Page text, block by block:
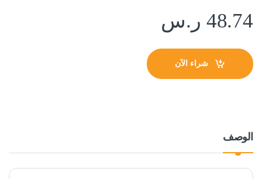
48.74 ر.س
شراء الآن
الوصف